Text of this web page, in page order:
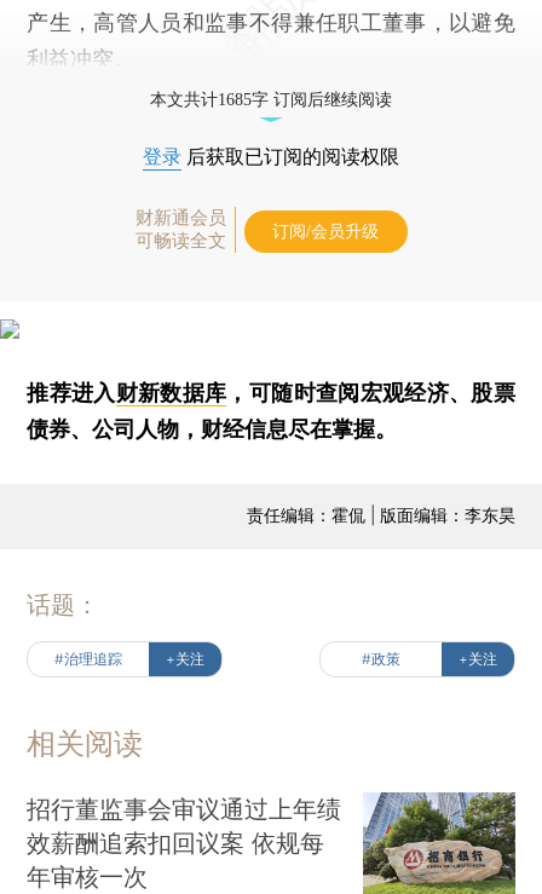
产生，高管人员和监事不得兼任职工董事，以避免
利益冲突。
本文共计1685字 订阅后继续阅读
登录 后获取已订阅的阅读权限
财新通会员
可畅读全文
订阅/会员升级
推荐进入财新数据库 ，可随时查阅宏观经济、股票
债券、公司人物，财经信息尽在掌握。
责任编辑：霍侃 | 版面编辑：李东昊
话题：
#治理追踪 +关注 #政策 +关注
相关阅读
招行董监事会审议通过上年绩
效薪酬追索扣回议案 依规每
年审核一次